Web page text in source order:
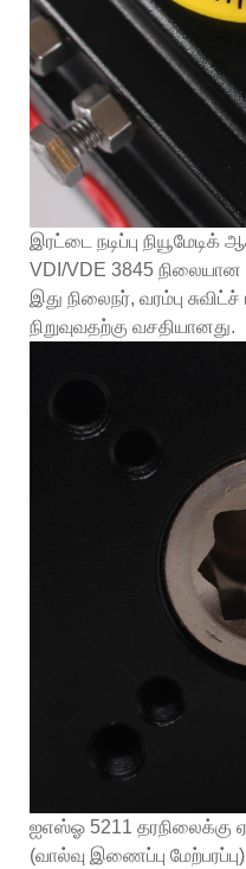
இரட்டை நடிப்பு நியூமேடிக்
VDI/VDE 3845 நிலையான
இது நிலைநர், வரம்பு
நிறுவுவதற்கு வசதியானது.
ஐஎஸ்ஓ 5211 தரநிலைக்கு
(வால்வு இணைப்பு